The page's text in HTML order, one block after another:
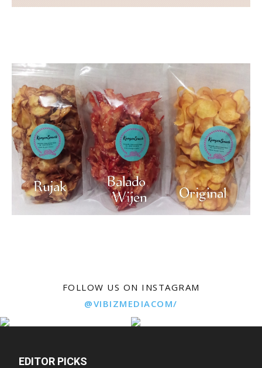
FOLLOW US ON INSTAGRAM
@VIBIZMEDIACOM/
EDITOR PICKS